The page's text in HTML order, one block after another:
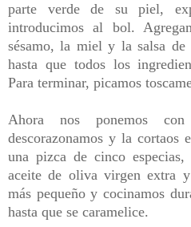
parte verde de su piel,
introducimos al bol.
sésamo, la miel y la salsa de
hasta que todos los
Para terminar, picamos
Ahora nos ponemos
descorazonamos y la cortaos
una pizca de cinco
aceite de oliva virgen extra
más pequeño y cocinamos
hasta que se caramelice.